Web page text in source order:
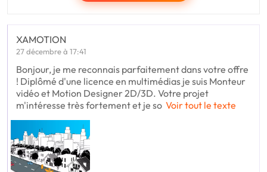
XAMOTION
27 décembre à 17:41
Bonjour, je me reconnais parfaitement dans votre offre
! Diplômé d'une licence en multimédias je suis Monteur
vidéo et Motion Designer 2D/3D. Votre projet
m'intéresse très fortement et je so Voir tout le texte